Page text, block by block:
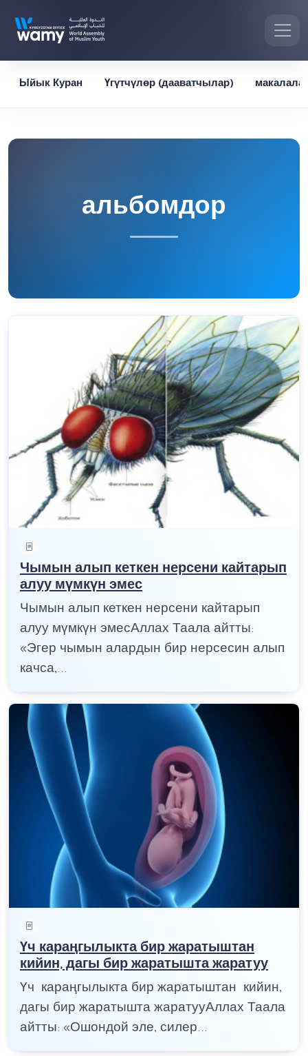
Ыйык Куран Үгүтчүлөр (дааватчылар)
альбомдор
Чымын алып кеткен нерсени кайтарып
алуу мүмкүн эмес
Чымын алып кеткен нерсени кайтарып
алуу мүмкүн эмесАллах Таала айтты:
«Эгер чымын алардын бир нерсесин алып
качса,...
Үч караңгылыкта бир жаратыштан
кийин, дагы бир жаратышта жаратуу
Үч караңгылыкта бир жаратыштан кийин,
дагы бир жаратышта жаратууАллах Таала
айтты: «Ошондой эле, силер...